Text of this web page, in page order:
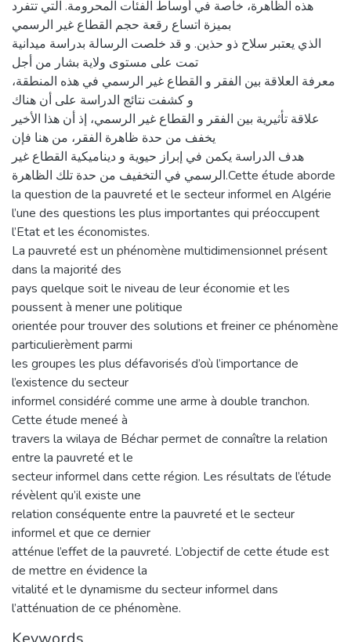
ھذه الظاھرة، خاصة في أوساط الفئات المحرومة. التي تتفرد
بمیزة اتساع رقعة حجم القطاع غیر الرسمي
الذي یعتبر سلاح ذو حذین. و قد خلصت الرسالة بدراسة میدانیة
تمت على مستوى ولایة بشار من أجل
معرفة العلاقة بین الفقر و القطاع غیر الرسمي في ھذه المنطقة،
و كشفت نتائج الدراسة على أن ھناك
علاقة تأثیریة بین الفقر و القطاع غیر الرسمي، إذ أن ھذا الأخیر
یخفف من حدة ظاھرة الفقر، من ھنا فإن
ھدف الدراسة یكمن في إبراز حیویة و دینامیكیة القطاع غیر
الرسمي في التخفیف من حدة تلك الظاھرة.Cette étude aborde
la question de la pauvreté et le secteur informel en Algérie
l’une des questions les plus importantes qui préoccupent
l’Etat et les économistes.
La pauvreté est un phénomène multidimensionnel présent
dans la majorité des
pays quelque soit le niveau de leur économie et les
poussent à mener une politique
orientée pour trouver des solutions et freiner ce phénomène
particulierèment parmi
les groupes les plus défavorisés d’où l’importance de
l’existence du secteur
informel considéré comme une arme à double tranchon.
Cette étude meneé à
travers la wilaya de Béchar permet de connaître la relation
entre la pauvreté et le
secteur informel dans cette région. Les résultats de l’étude
révèlent qu’il existe une
relation conséquente entre la pauvreté et le secteur
informel et que ce dernier
atténue l’effet de la pauvreté. L’objectif de cette étude est
de mettre en évidence la
vitalité et le dynamisme du secteur informel dans
l’atténuation de ce phénomène.